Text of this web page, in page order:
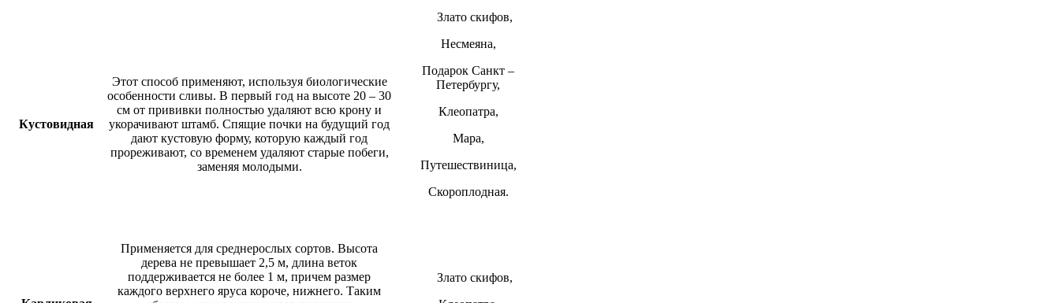
Кустовидная
Этот способ применяют, используя биологические
особенности сливы. В первый год на высоте 20 – 30
см от прививки полностью удаляют всю крону и
укорачивают штамб. Спящие почки на будущий год
дают кустовую форму, которую каждый год
прореживают, со временем удаляют старые побеги,
заменяя молодыми.
Злато скифов,
Несмеяна,
Подарок Санкт –
Петербургу,
Клеопатра,
Мара,
Путешествиница,
Скороплодная.
Применяется для среднерослых сортов. Высота
дерева не превышает 2,5 м, длина веток
поддерживается не более 1 м, причем размер
каждого верхнего яруса короче, нижнего. Таким
Злато скифов,